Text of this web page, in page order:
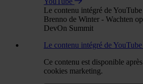
Le contenu intégré de
Brenno de Winter - Wachten
DevOn Summit
Le contenu intégré de
Ce contenu est disponible
cookies marketing.